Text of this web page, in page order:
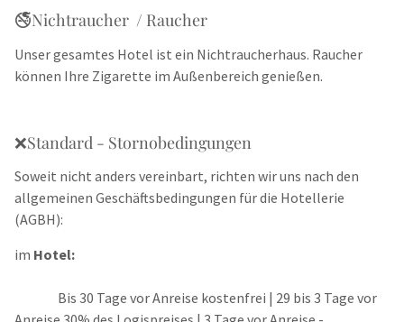
🚭Nichtraucher / Raucher
Unser gesamtes Hotel ist ein Nichtraucherhaus. Raucher
können Ihre Zigarette im Außenbereich genießen.
❌Standard - Stornobedingungen
Soweit nicht anders vereinbart, richten wir uns nach den
allgemeinen Geschäftsbedingungen für die Hotellerie
(AGBH):
im Hotel:
Bis 30 Tage vor Anreise kostenfrei | 29 bis 3 Tage vor